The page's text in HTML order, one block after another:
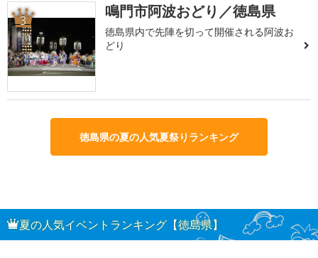
3 鳴門市阿波おどり／徳島県
徳島県内で先陣を切って開催される阿波お
どり
徳島県の夏の人気夏祭りランキング
夏の人気イベントランキング【徳島県】